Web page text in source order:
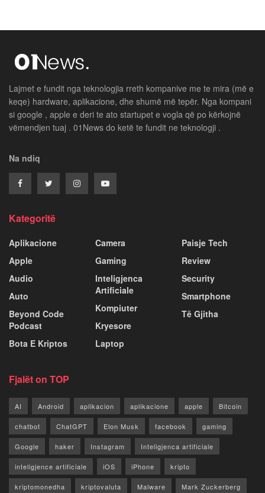
Lajmet e fundit nga teknologjia rreth kompanive me te mira (më e
keqe) hardware, aplikacione, dhe shumë më tepër. Nga kompani
si google , apple e deri te ato startupet e vogla që po kërkojnë
vëmendjen tuaj . 01News do ketë te fundit ne teknologji .
Na ndiq
Kategoritë
Aplikacione
Apple
Audio
Auto
Beyond Code
Podcast
Bota E Kriptos
Camera
Gaming
Inteligjenca
Artificiale
Kompiuter
Kryesore
Laptop
Paisje Tech
Review
Security
Smartphone
Të Gjitha
Fjalët on TOP
AI Android aplikacion aplikacione apple Bitcoin
chatbot ChatGPT Elon Musk facebook gaming
Google haker Instagram Inteligjenca artificiale
inteligjence artificiale iOS iPhone kripto
kriptomonedha kriptovaluta Malware Mark Zuckerberg